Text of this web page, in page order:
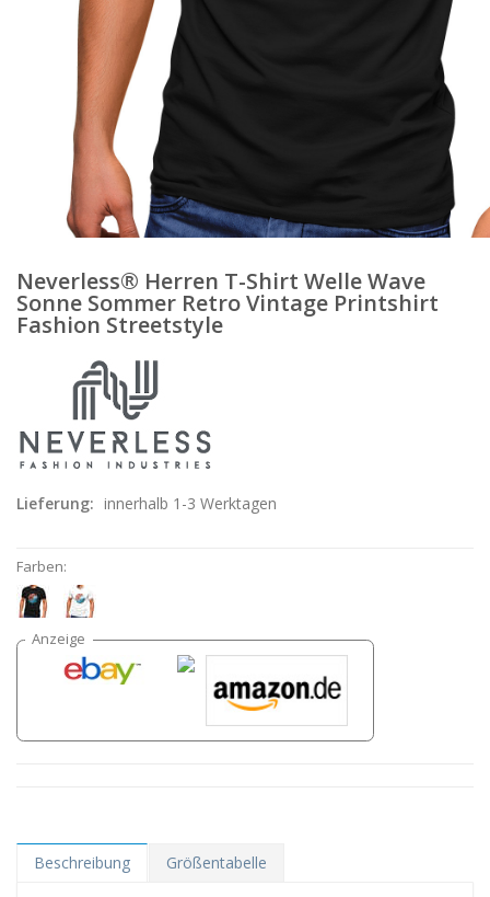
Neverless® Herren T-Shirt Welle Wave
Sonne Sommer Retro Vintage Printshirt
Fashion Streetstyle
Lieferung: innerhalb 1-3 Werktagen
Farben:
Beschreibung Größentabelle